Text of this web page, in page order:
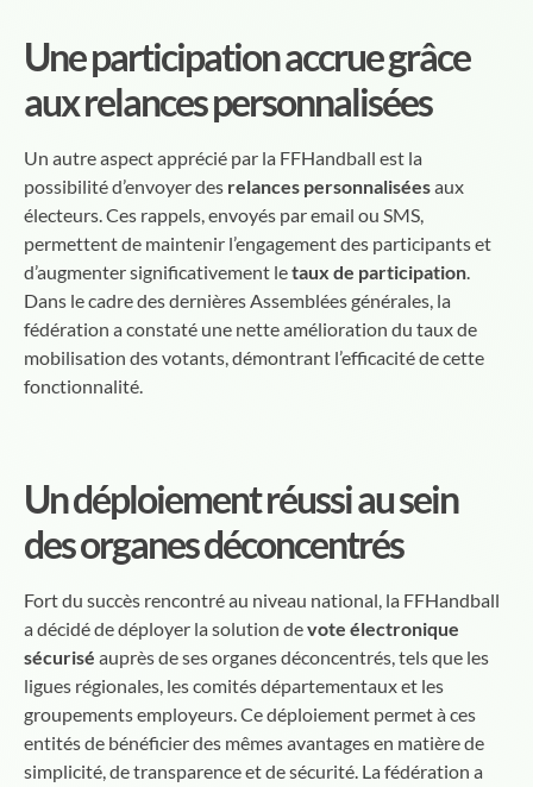
Une participation accrue grâce
aux relances personnalisées
Un autre aspect apprécié par la FFHandball est la
possibilité d’envoyer des relances personnaliséesaux
électeurs. Ces rappels, envoyés par email ou SMS,
permettent de maintenir l’engagement des participants et
d’augmenter significativement letaux de participation.
Dans le cadre des dernières Assemblées générales, la
fédération a constaté une nette amélioration du taux de
mobilisation des votants, démontrant l’efficacité de cette
fonctionnalité.
Un déploiement réussi au sein
des organes déconcentrés
Fort du succès rencontré au niveau national, la FFHandball
a décidé de déployer la solution devote électronique
sécurisé auprès de ses organes déconcentrés, tels que les
ligues régionales, les comités départementaux et les
groupements employeurs. Ce déploiement permet à ces
entités de bénéficier des mêmes avantages en matière de
simplicité, de transparence et de sécurité. La fédération a